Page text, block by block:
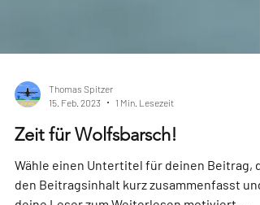
15. Feb. 2023
1 Min. Lesezeit
Zeit für Wolfsbarsch!
Wähle einen Untertitel für deinen Beitrag,